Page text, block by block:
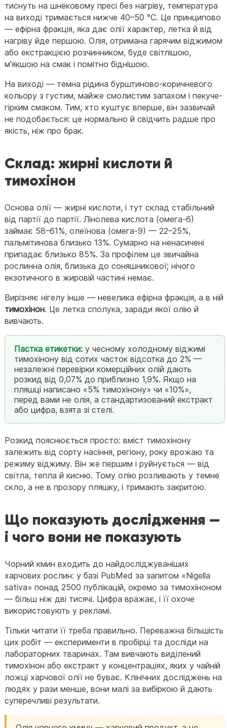
тиснуть на шнековому пресі без нагріву, температура
на виході тримається нижче 40–50 °C. Це принципово
— ефірна фракція, яка дає олії характер, летка й від
нагріву йде першою. Олія, отримана гарячим віджимом
або екстракцією розчинником, буде світлішою,
м'якшою на смак і помітно біднішою.
На виході — темна рідина бурштиново-коричневого
кольору з густим, майже смолистим запахом і пекуче-
гірким смаком. Тим, хто куштує вперше, він зазвичай
не подобається: це нормально й свідчить радше про
якість, ніж про брак.
Склад: жирні кислоти й
тимохінон
Основа олії — жирні кислоти, і тут склад стабільний
від партії до партії. Лінолева кислота (омега-6)
займає 58–61%, олеїнова (омега-9) — 22–25%,
пальмітинова близько 13%. Сумарно на ненасичені
припадає близько 85%. За профілем це звичайна
рослинна олія, близька до соняшникової; нічого
екзотичного в жировій частині немає.
Вирізняє нігелу інше — невелика ефірна фракція, а в ній
тимохінон. Це летка сполука, заради якої олію й
вивчають.
Пастка етикетки: у чесному холодному віджимі
тимохінону від сотих часток відсотка до 2% —
незалежні перевірки комерційних олій дають
розкид від 0,07% до приблизно 1,9%. Якщо на
пляшці написано «5% тимохінону» чи «10%»,
перед вами не олія, а стандартизований екстракт
або цифра, взята зі стелі.
Розкид пояснюється просто: вміст тимохінону
залежить від сорту насіння, регіону, року врожаю та
режиму віджиму. Він же першим і руйнується — від
світла, тепла й кисню. Тому олію розливають у темне
скло, а не в прозору пляшку, і тримають закритою.
Що показують дослідження —
і чого вони не показують
Чорний кмин входить до найдосліджуваніших
харчових рослин: у базі PubMed за запитом «Nigella
sativa» понад 2500 публікацій, окремо за тимохіноном
— більш ніж дві тисячі. Цифра вражає, і її охоче
використовують у рекламі.
Тільки читати її треба правильно. Переважна більшість
цих робіт — експерименти в пробірці та досліди на
лабораторних тваринах. Там вивчають виділений
тимохінон або екстракт у концентраціях, яких у чайній
ложці харчової олії не буває. Клінічних досліджень на
людях у рази менше, вони малі за вибіркою й дають
суперечливі результати.